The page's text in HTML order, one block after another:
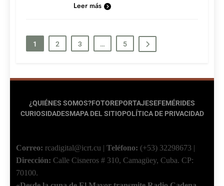
Leer más
1 2 3 … 5
¿QUIÉNES SOMOS?FOTOREPORTAJESEFEMÉRIDES
CURIOSIDADESMAPA DEL SITIOPOLÍTICA DE PRIVACIDAD
Correo: rcadigital@icrt.cu | Teléfono: (+53) 32298673 |
Dirección: Calle Cisneros # 310, Camagüey, Cuba. CP:
70100.